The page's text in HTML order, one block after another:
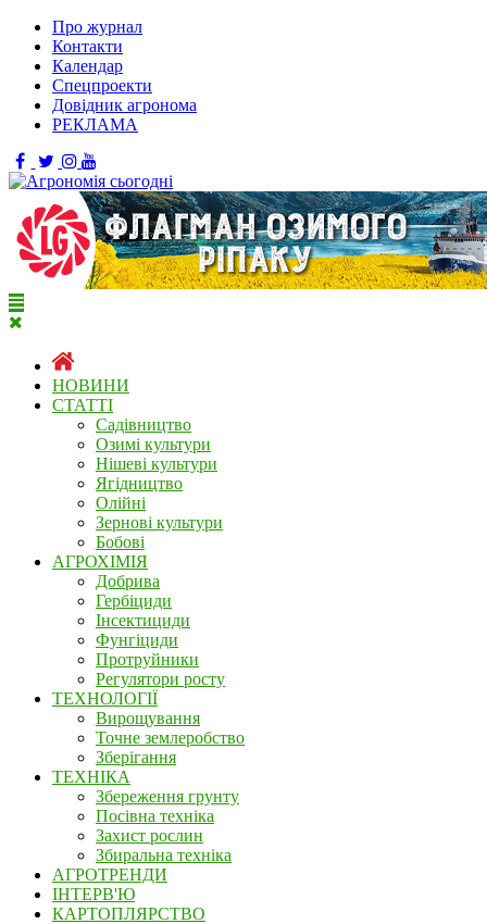
Про журнал
Контакти
Календар
Спецпроекти
Довідник агронома
РЕКЛАМА
НОВИНИ
СТАТТІ
Садівництво
Озимі культури
Нішеві культури
Ягідництво
Олійні
Зернові культури
Бобові
АГРОХІМІЯ
Добрива
Гербіциди
Інсектициди
Фунгіциди
Протруйники
Регулятори росту
ТЕХНОЛОГІЇ
Вирощування
Точне землеробство
Зберігання
ТЕХНІКА
Збереження грунту
Посівна техніка
Захист рослин
Збиральна техніка
АГРОТРЕНДИ
ІНТЕРВ'Ю
КАРТОПЛЯРСТВО